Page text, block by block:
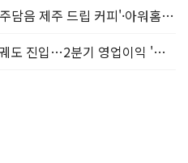
[오늘의 언박싱] 오뚜기 '제주담음 제주 드립 커피'·아워홈 ‘갓석박지’ 外
LG유플러스, AIDC 성장 본궤도 진입…2분기 영업이익 '역대 최대'